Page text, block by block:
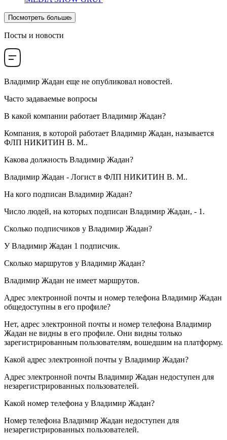
Посмотреть больше
Посты и новости
Владимир Жадан еще не опубликовал новостей.
Часто задаваемые вопросы
В какой компании работает Владимир Жадан?
Компания, в которой работает Владимир Жадан, называется
ФЛП НИКИТИН В. М..
Какова должность Владимир Жадан?
Владимир Жадан - Логист в ФЛП НИКИТИН В. М..
На кого подписан Владимир Жадан?
Число людей, на которых подписан Владимир Жадан, - 1 .
Сколько подписчиков у Владимир Жадан?
У Владимир Жадан 1 подписчик.
Сколько маршрутов у Владимир Жадан?
Владимир Жадан не имеет маршрутов.
Адрес электронной почты и номер телефона Владимир Жадан
общедоступны в его профиле?
Нет, адрес электронной почты и номер телефона Владимир
Жадан не видны в его профиле. Они видны только
зарегистрированным пользователям, вошедшим на платформу.
Какой адрес электронной почты у Владимир Жадан?
Адрес электронной почты Владимир Жадан недоступен для
незарегистрированных пользователей.
Какой номер телефона у Владимир Жадан?
Номер телефона Владимир Жадан недоступен для
незарегистрированных пользователей.